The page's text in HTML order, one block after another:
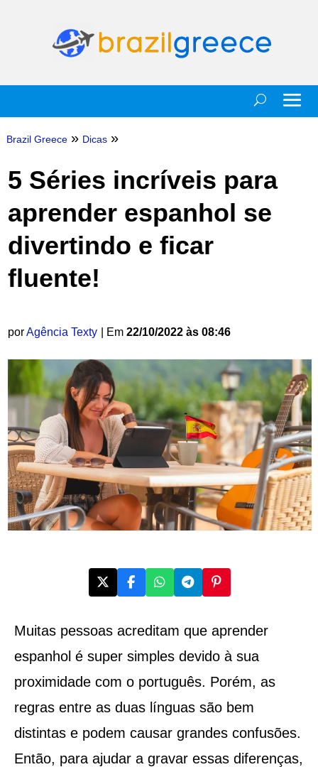
Brazil Greece » Dicas »
5 Séries incríveis para
aprender espanhol se
divertindo e ficar
fluente!
porAgência Texty | Em 22/10/2022 às 08:46
Muitas pessoas acreditam que aprender
espanhol é super simples devido à sua
proximidade com o português. Porém, as
regras entre as duas línguas são bem
distintas e podem causar grandes confusões.
Então, para ajudar a gravar essas diferenças,